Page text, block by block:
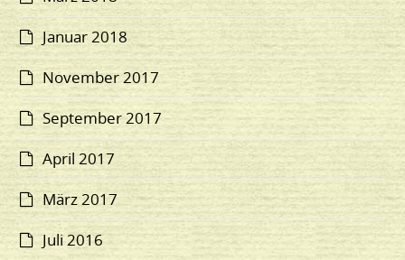
Januar 2018
November 2017
September 2017
April 2017
März 2017
Juli 2016